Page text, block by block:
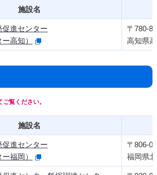
施設名
進センター
高知）
〒780-
高知県
施設名
進センター
福岡）
〒806-
福岡県